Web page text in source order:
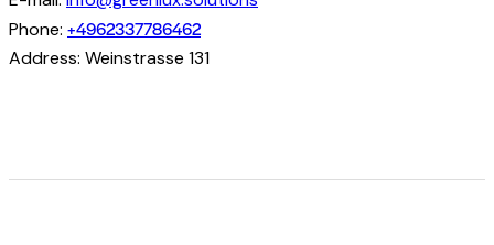
Phone: +4962337786462
Address: Weinstrasse 131